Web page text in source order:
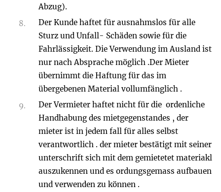
Abzug).
Der Kunde haftet für ausnahmslos für alle
Sturz und Unfall- Schäden sowie für die
Fahrlässigkeit. Die Verwendung im Ausland ist
nur nach Absprache möglich .Der Mieter
übernimmt die Haftung für das im
übergebenen Material vollumfänglich .
Der Vermieter haftet nicht für die ordenliche
Handhabung des mietgegenstandes , der
mieter ist in jedem fall für alles selbst
verantwortlich . der mieter bestätigt mit seiner
unterschrift sich mit dem gemietetet materiakl
auszukennen und es ordungsgemass aufbauen
und verwenden zu können .